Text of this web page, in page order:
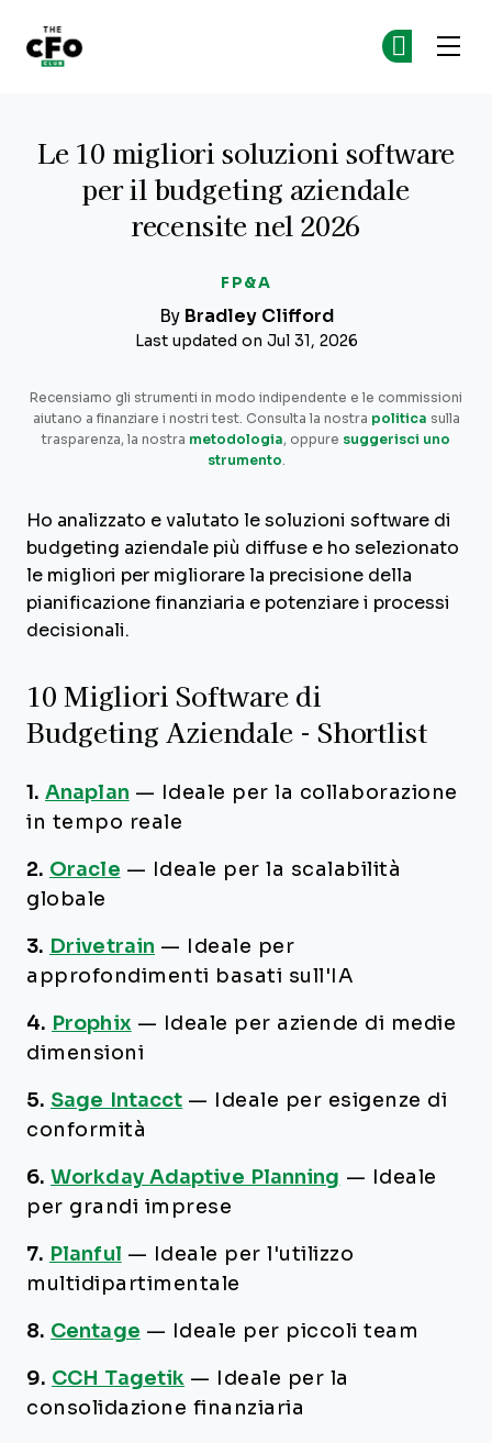
FP&A
Le 10 migliori soluzioni software
per il budgeting aziendale
recensite nel 2026
By Bradley Clifford
Last updated on Jul 31, 2026
Recensiamo gli strumenti in modo indipendente e le commissioni
aiutano a finanziare i nostri test. Consulta la nostra politica sulla
trasparenza, la nostra metodologia, oppure suggerisci uno
strumento.
Ho analizzato e valutato le soluzioni software di
budgeting aziendale più diffuse e ho selezionato
le migliori per migliorare la precisione della
pianificazione finanziaria e potenziare i processi
decisionali.
10 Migliori Software di
Budgeting Aziendale - Shortlist
1. Anaplan —
Ideale per la collaborazione
in tempo reale
2. Oracle —
Ideale per la scalabilità
globale
3. Drivetrain —
Ideale per
approfondimenti basati sull'IA
4. Prophix —
Ideale per aziende di medie
dimensioni
5. Sage Intacct —
Ideale per esigenze di
conformità
6. Workday Adaptive Planning —
Ideale
per grandi imprese
7. Planful —
Ideale per l'utilizzo
multidipartimentale
8. Centage — Ideale per piccoli team
9. CCH Tagetik —
Ideale per la
consolidazione finanziaria